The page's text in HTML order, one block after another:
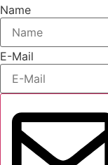
Name
E-Mail